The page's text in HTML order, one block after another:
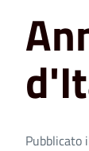
Pubblicato